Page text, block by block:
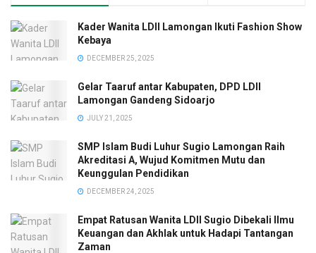
Kader Wanita LDII Lamongan Ikuti Fashion Show
Kebaya
DECEMBER 25, 2025
Gelar Taaruf antar Kabupaten, DPD LDII
Lamongan Gandeng Sidoarjo
JULY 21, 2025
SMP Islam Budi Luhur Sugio Lamongan Raih
Akreditasi A, Wujud Komitmen Mutu dan
Keunggulan Pendidikan
DECEMBER 24, 2025
Empat Ratusan Wanita LDII Sugio Dibekali Ilmu
Keuangan dan Akhlak untuk Hadapi Tantangan
Zaman